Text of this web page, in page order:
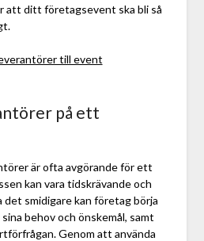
att ditt företagsevent ska bli så
till event
på ett
är ofta avgörande för ett
kan vara tidskrävande och
det smidigare kan företag börja
behov och önskemål, samt
Genom att använda